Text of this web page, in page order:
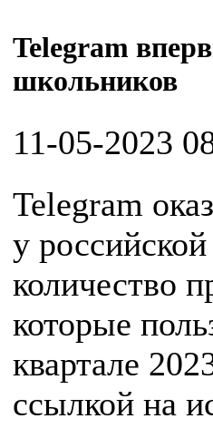
Telegram
школьников
11-05-2023
Telegram
у
количество
которые
квартале
ссылкой на